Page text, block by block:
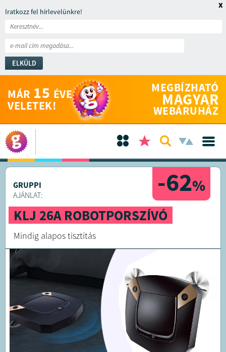
Iratkozz fel hírlevelünkre!
ELKÜLD
x
MÁR 15 ÉVE
VELETEK!
MEGBÍZHATÓ
MAGYAR
WEBÁRUHÁZ
-62%
GRUPPI
AJÁNLAT:
KLJ 26A ROBOTPORSZÍVÓ
Mindig alapos tisztítás